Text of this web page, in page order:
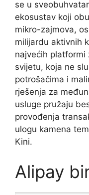
se u
ekosustav koji
mikro-zajmova,
milijardu aktivnih
najvećih platformi
svijetu, koja ne
potrošačima i
rješenja za
usluge pružaju
provođenja
ulogu kamena
Kini.
Alipay